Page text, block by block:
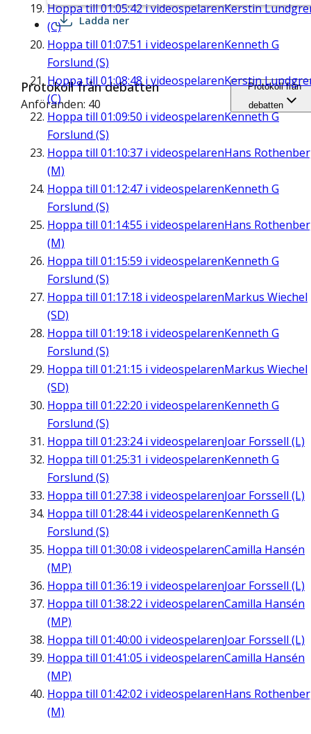
Hoppa till01:05:42i videospelarenKerstin
(C)
Hoppa till 01:07:51 i videospelarenKenneth G
Forslund (S)
Hoppa till 01:08:48 i videospelarenKerstin
(C)
Hoppa till 01:09:50 i videospelarenKenneth G
Forslund (S)
Hoppa till 01:10:37 i videospelarenHans
(M)
Hoppa till 01:12:47 i videospelarenKenneth G
Forslund (S)
Hoppa till 01:14:55 i videospelarenHans
(M)
Hoppa till 01:15:59 i videospelarenKenneth G
Forslund (S)
Hoppa till 01:17:18 i videospelarenMarkus Wiechel
(SD)
Hoppa till 01:19:18 i videospelarenKenneth G
Forslund (S)
Hoppa till 01:21:15 i videospelarenMarkus Wiechel
(SD)
Hoppa till 01:22:20 i videospelarenKenneth G
Forslund (S)
Hoppa till 01:23:24i videospelarenJoar Forssell (L)
Hoppa till 01:25:31 i videospelarenKenneth G
Forslund (S)
Hoppa till 01:27:38 i videospelarenJoar Forssell (L)
Hoppa till 01:28:44i videospelarenKenneth G
Forslund (S)
Hoppa till 01:30:08 i videospelarenCamilla Hansén
(MP)
Hoppa till 01:36:19 i videospelarenJoar Forssell (L)
Hoppa till 01:38:22 i videospelarenCamilla Hansén
(MP)
Hoppa till 01:40:00 i videospelarenJoar Forssell (L)
Hoppa till 01:41:05 i videospelarenCamilla Hansén
(MP)
Hoppa till 01:42:02 i videospelarenHans
(M)
Ladda ner
Protokoll från debatten
Anföranden: 40
Protokoll från
debatten